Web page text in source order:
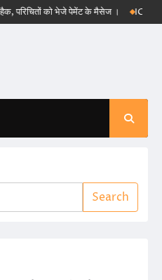
को भेजे पेमेंट के मैसेज । ICJS, e-DAR और
Search